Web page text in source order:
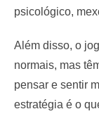
psicológico,
Além disso, o
normais, mas
pensar e sentir
estratégia é o